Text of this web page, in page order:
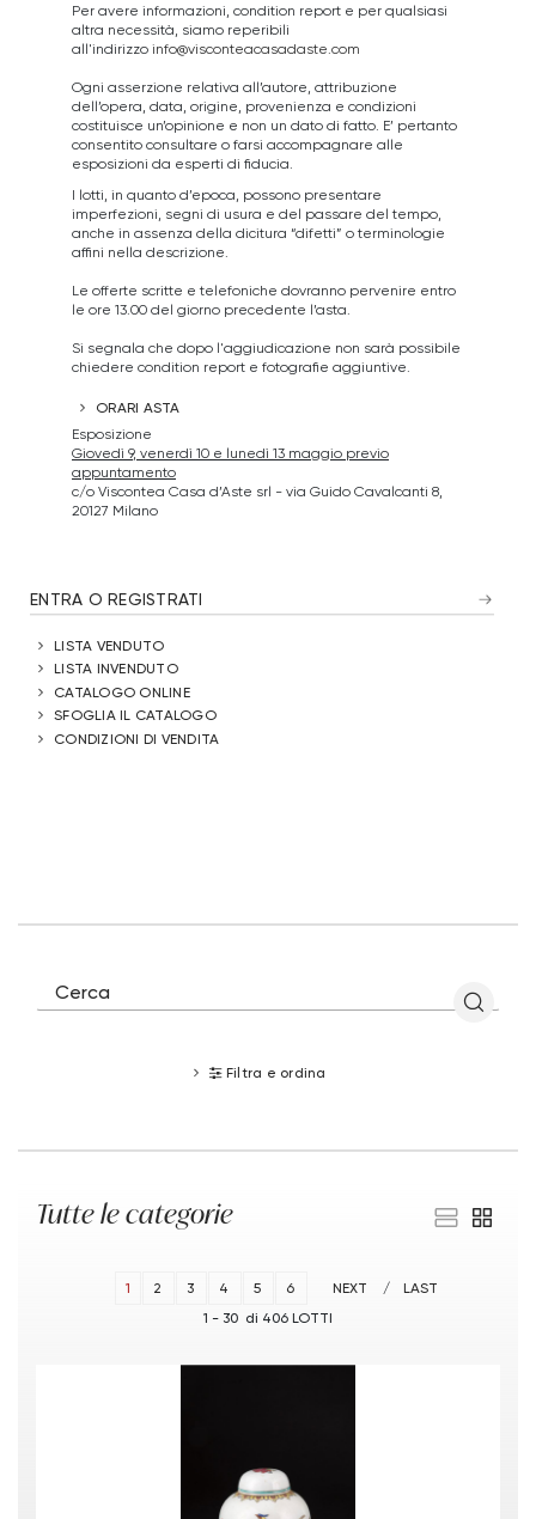
Per avere informazioni, condition report e per qualsiasi
altra necessità, siamo reperibili
all'indirizzo info@visconteacasadaste.com
Ogni asserzione relativa all’autore, attribuzione
dell’opera, data, origine, provenienza e condizioni
costituisce un’opinione e non un dato di fatto. E’ pertanto
consentito consultare o farsi accompagnare alle
esposizioni da esperti di fiducia.
I lotti, in quanto d’epoca, possono presentare
imperfezioni, segni di usura e del passare del tempo,
anche in assenza della dicitura “difetti” o terminologie
affini nella descrizione.
Le offerte scritte e telefoniche dovranno pervenire entro
le ore 13.00 del giorno precedente l’asta.
Si segnala che dopo l'aggiudicazione non sarà possibile
chiedere condition report e fotografie aggiuntive.
ORARI ASTA
Esposizione
Giovedì 9, venerdì 10 e lunedì 13 maggio previo
appuntamento
c/o Viscontea Casa d’Aste srl - via Guido Cavalcanti 8,
20127 Milano
ENTRA O REGISTRATI
LISTA VENDUTO
LISTA INVENDUTO
CATALOGO ONLINE
SFOGLIA IL CATALOGO
CONDIZIONI DI VENDITA
Filtra e ordina
Tutte le categorie
1 - 30 di 406 LOTTI
1 2 3 4 5 6 NEXT LAST